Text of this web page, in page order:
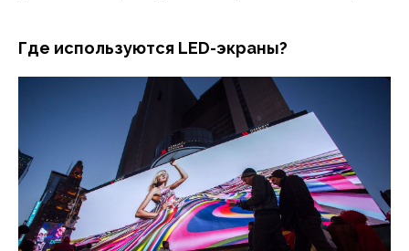
Где используются LED-экраны?